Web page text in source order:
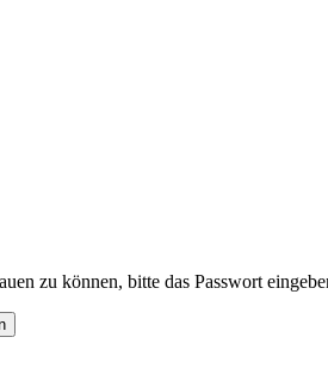
zu können, bitte das Passwort